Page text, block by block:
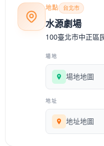
地點 台北市
水源劇場
100臺北市中正區
場地
場地地圖
地址
地址地圖